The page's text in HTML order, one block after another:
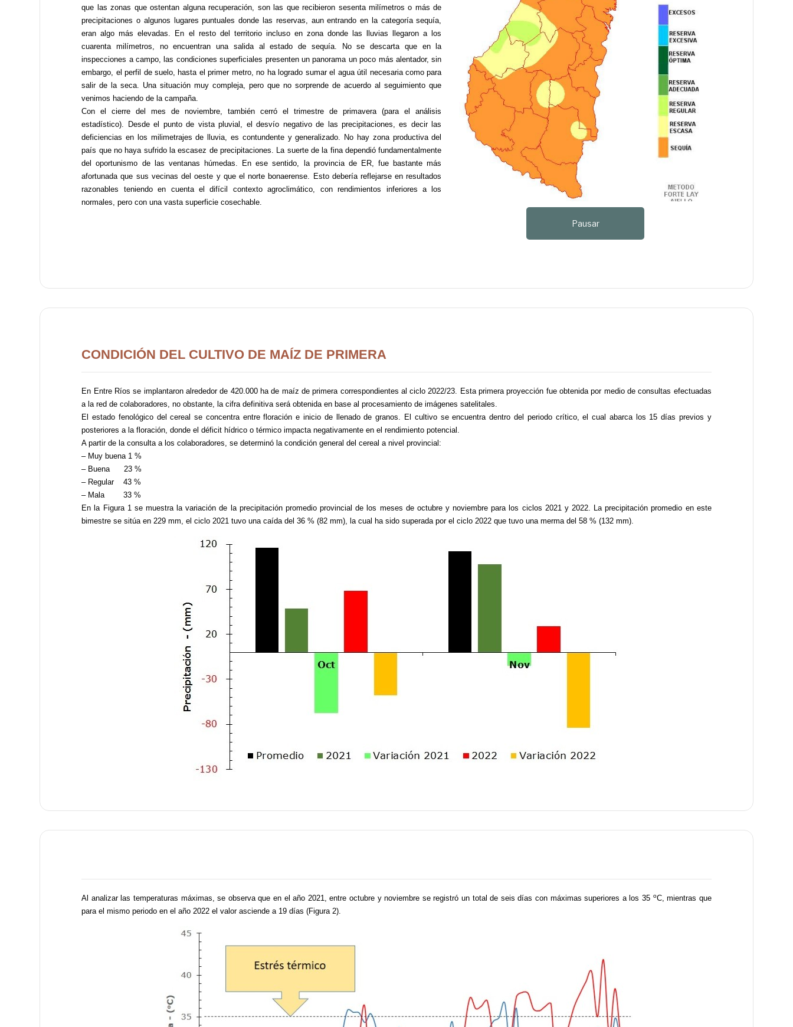
que las zonas que ostentan alguna recuperación, son las que recibieron sesenta milímetros o más de
precipitaciones o algunos lugares puntuales donde las reservas, aun entrando en la categoría sequía,
eran algo más elevadas. En el resto del territorio incluso en zona donde las lluvias llegaron a los
cuarenta milímetros, no encuentran una salida al estado de sequía. No se descarta que en la
inspecciones a campo, las condiciones superficiales presenten un panorama un poco más alentador, sin
embargo, el perfil de suelo, hasta el primer metro, no ha logrado sumar el agua útil necesaria como para
salir de la seca. Una situación muy compleja, pero que no sorprende de acuerdo al seguimiento que
venimos haciendo de la campaña.
Con el cierre del mes de noviembre, también cerró el trimestre de primavera (para el análisis
estadístico). Desde el punto de vista pluvial, el desvío negativo de las precipitaciones, es decir las
deficiencias en los milimetrajes de lluvia, es contundente y generalizado. No hay zona productiva del
país que no haya sufrido la escasez de precipitaciones. La suerte de la fina dependió fundamentalmente
del oportunismo de las ventanas húmedas. En ese sentido, la provincia de ER, fue bastante más
afortunada que sus vecinas del oeste y que el norte bonaerense. Esto debería reflejarse en resultados
razonables teniendo en cuenta el difícil contexto agroclimático, con rendimientos inferiores a los
normales, pero con una vasta superficie cosechable.
Pausar
CONDICIÓN DEL CULTIVO DE MAÍZ DE PRIMERA
En Entre Ríos se implantaron alrededor de 420.000 ha de maíz de primera correspondientes al ciclo 2022/23. Esta primera proyección fue obtenida por medio de consultas efectuadas
a la red de colaboradores, no obstante, la cifra definitiva será obtenida en base al procesamiento de imágenes satelitales.
El estado fenológico del cereal se concentra entre floración e inicio de llenado de granos. El cultivo se encuentra dentro del periodo crítico, el cual abarca los 15 días previos y
posteriores a la floración, donde el déficit hídrico o térmico impacta negativamente en el rendimiento potencial.
A partir de la consulta a los colaboradores, se determinó la condición general del cereal a nivel provincial:
– Muy buena 1 %
– Buena 23 %
– Regular 43 %
– Mala 33 %
En la Figura 1 se muestra la variación de la precipitación promedio provincial de los meses de octubre y noviembre para los ciclos 2021 y 2022. La precipitación promedio en este
bimestre se sitúa en 229 mm, el ciclo 2021 tuvo una caída del 36 % (82 mm), la cual ha sido superada por el ciclo 2022 que tuvo una merma del 58 % (132 mm).
Al analizar las temperaturas máximas, se observa que en el año 2021, entre octubre y noviembre se registró un total de seis días con máximas superiores a los 35 oC, mientras que
para el mismo periodo en el año 2022 el valor asciende a 19 días (Figura 2).